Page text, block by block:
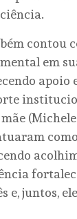
contou
em
apoio
mãe
e, juntos,